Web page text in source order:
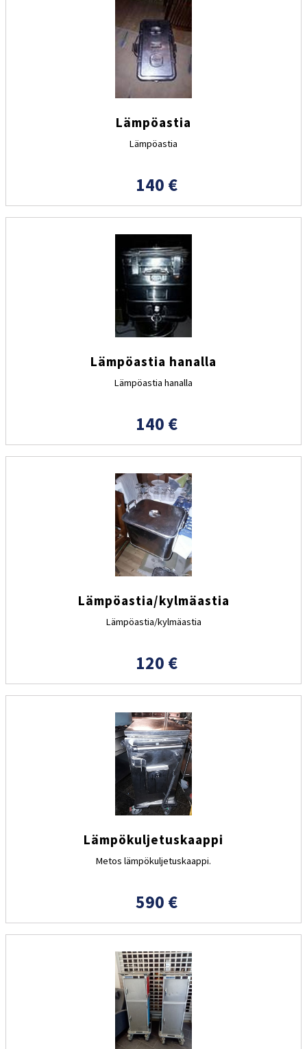
Lämpöastia
Lämpöastia
140 €
Lämpöastia hanalla
Lämpöastia hanalla
140 €
Lämpöastia/kylmäastia
Lämpöastia/kylmäastia
120 €
Lämpökuljetuskaappi
Metos lämpökuljetuskaappi.
590 €